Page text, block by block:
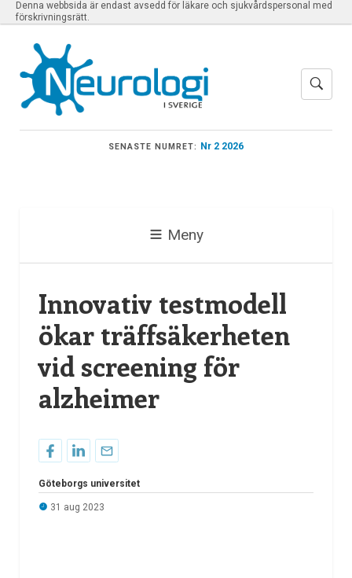
Denna webbsida är endast avsedd för läkare och sjukvårdspersonal med
förskrivningsrätt.
SENASTE NUMRET: Nr 2 2026
Meny
Innovativ testmodell
ökar träffsäkerheten
vid screening för
alzheimer
Göteborgs universitet
31 aug 2023